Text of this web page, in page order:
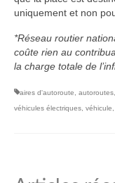
uniquement et non
*Réseau routier
coûte rien au
la charge totale de
aires d'autoroute autoroutes
véhicules électriques véhicule